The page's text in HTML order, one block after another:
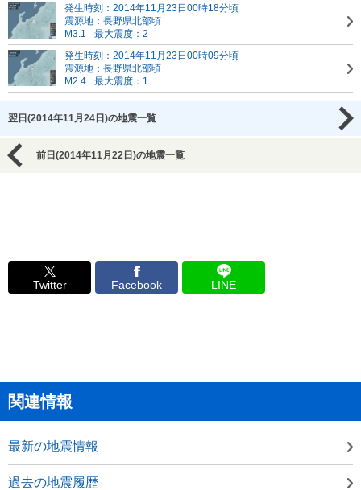
発生時刻：2014年11月23日00時18分頃
震源地：長野県北部頃
M3.1
最大震度：2
発生時刻：2014年11月23日00時09分頃
震源地：長野県北部頃
M2.4
最大震度：1
翌日(2014年11月24日)の地震一覧
前日(2014年11月22日)の地震一覧
Twitter Facebook LINE
関連情報
最新の地震情報
過去の地震履歴